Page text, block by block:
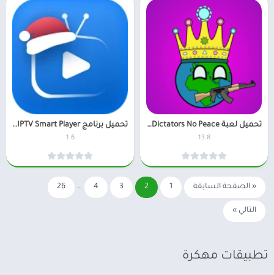
تحميل لعبة Dictators No Peace مهكرة 2026 آخر اصدار
13.8
تحميل برنامج IPTV Smart Player مهكر 2026 للاندرويد
1.6
« الصفحة السابقة 1
2
3
4
…
26
التالي »
تطبيقات مهكرة